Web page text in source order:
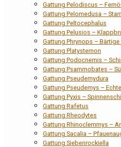
Gattung Pelodiscus –
Gattung Pelomedusa –
Gattung Peltocephalus
Gattung Pelusios –
Gattung Phrynops –
Gattung Platysternon
Gattung Podocnemis –
Gattung Psammobates –
Gattung Pseudemydura
Gattung Pseudemys –
Gattung Pyxis –
Gattung Rafetus
Gattung Rheodytes
Gattung Rhinoclemmys –
Gattung Sacalia –
Gattung Siebenrockiella